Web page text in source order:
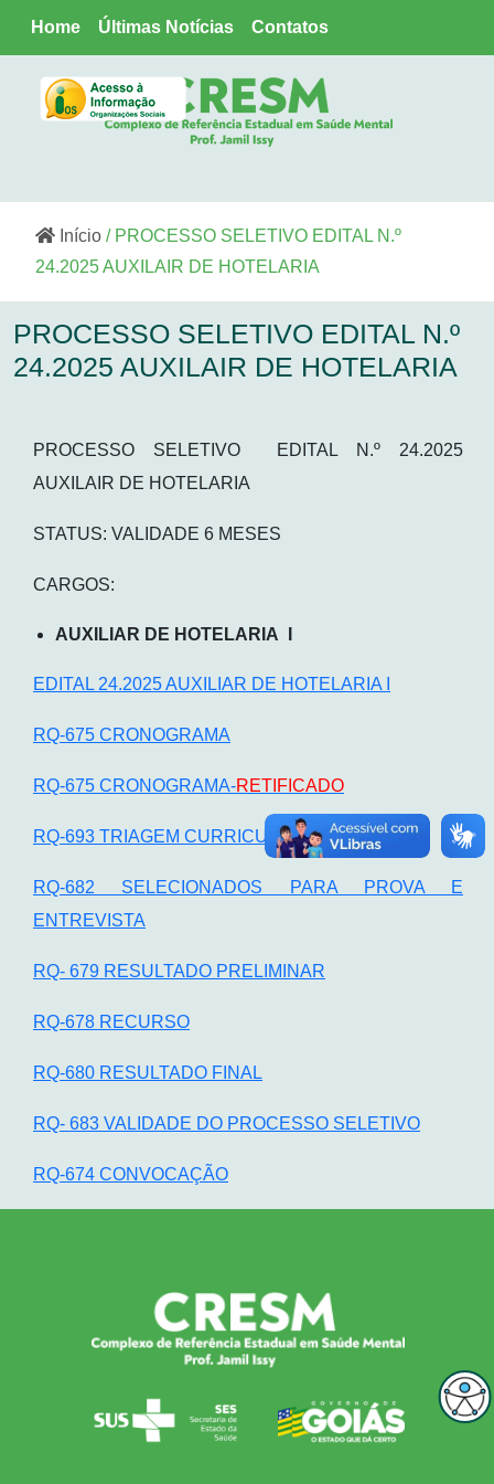
Home Últimas Notícias Contatos
Início / PROCESSO SELETIVO EDITAL N.º
24.2025 AUXILAIR DE HOTELARIA
PROCESSO SELETIVO EDITAL N.º
24.2025 AUXILAIR DE HOTELARIA
PROCESSO SELETIVO EDITAL N.º 24.2025
AUXILAIR DE HOTELARIA
STATUS: VALIDADE 6 MESES
CARGOS:
AUXILIAR DE HOTELARIA I
EDITAL 24.2025 AUXILIAR DE HOTELARIA I
RQ-675 CRONOGRAMA
RQ-675 CRONOGRAMA-RETIFICADO
RQ-693 TRIAGEM CURRICULAR
RQ-682 SELECIONADOS PARA PROVA E
ENTREVISTA
RQ- 679 RESULTADO PRELIMINAR
RQ-678 RECURSO
RQ-680 RESULTADO FINAL
RQ- 683 VALIDADE DO PROCESSO SELETIVO
RQ-674 CONVOCAÇÃO